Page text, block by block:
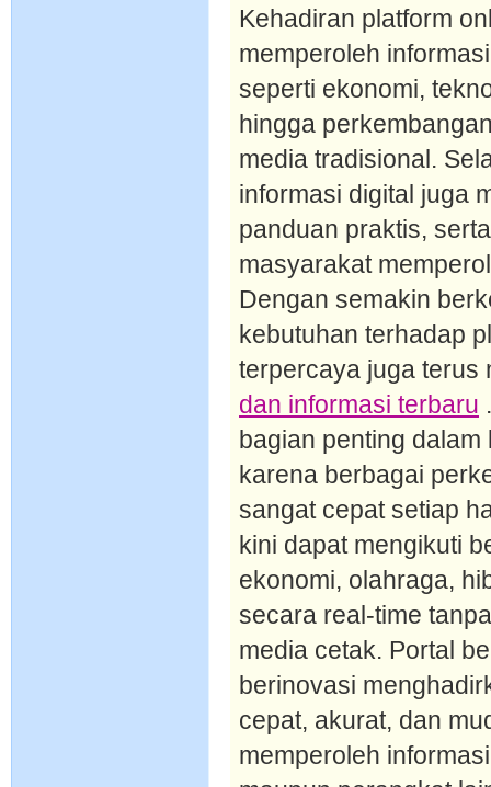
Kehadiran platform
memperoleh
seperti ekonomi,
hingga
media tradisional.
informasi digital juga
panduan praktis,
masyarakat
Dengan semakin
kebutuhan terhadap
terpercaya juga
dan informasi terbaru
bagian penting
karena berbagai
sangat cepat setiap
kini dapat mengikuti
ekonomi, olahraga,
secara real-time
media cetak. Portal
berinovasi
cepat, akurat, dan
memperoleh